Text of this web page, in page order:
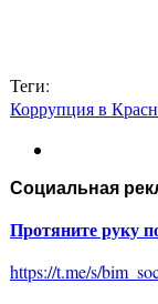
Теги:
Коррупция в
Социальная
Протяните руку
https://t.me/s/